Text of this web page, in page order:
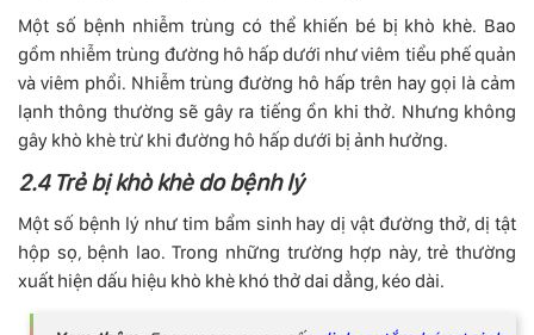
Một số bệnh nhiễm trùng có thể khiến bé bị khò khè. Bao
gồm nhiễm trùng đường hô hấp dưới như viêm tiểu phế quản
và viêm phổi. Nhiễm trùng đường hô hấp trên hay gọi là cảm
lạnh thông thường sẽ gây ra tiếng ồn khi thở. Nhưng không
gây khò khè trừ khi đường hô hấp dưới bị ảnh hưởng.
2.4 Trẻ bị khò khè do bệnh lý
Một số bệnh lý như tim bẩm sinh hay dị vật đường thở, dị tật
hộp sọ, bệnh lao. Trong những trường hợp này, trẻ thường
xuất hiện dấu hiệu khò khè khó thở dai dẳng, kéo dài.